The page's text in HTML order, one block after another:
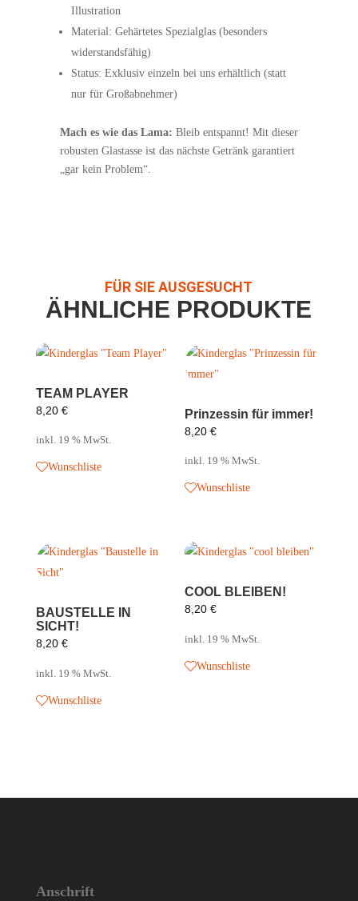
Illustration
Material: Gehärtetes Spezialglas (besonders
widerstandsfähig)
Status: Exklusiv einzeln bei uns erhältlich (statt
nur für Großabnehmer)
Mach es wie das Lama: Bleib entspannt! Mit dieser
robusten Glastasse ist das nächste Getränk garantiert
„gar kein Problem“.
FÜR SIE AUSGESUCHT
ÄHNLICHE PRODUKTE
TEAM PLAYER
8,20 €
inkl. 19 % MwSt.
Wunschliste
Prinzessin für immer!
8,20€
inkl. 19 % MwSt.
Wunschliste
BAUSTELLE IN
SICHT!
8,20 €
inkl. 19 % MwSt.
Wunschliste
COOL BLEIBEN!
8,20€
inkl. 19 % MwSt.
Wunschliste
Anschrift